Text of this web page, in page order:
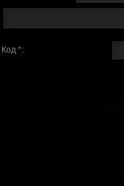
Код *: